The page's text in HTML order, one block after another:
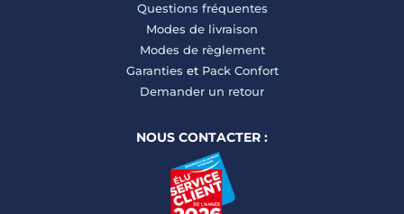
Questions fréquentes
Modes de livraison
Modes de règlement
Garanties et Pack Confort
Demander un retour
NOUS CONTACTER :